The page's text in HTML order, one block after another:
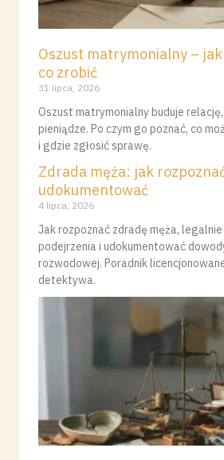
Oszust matrymonialny –
co zrobić
31 lipca, 2026
Oszust matrymonialny buduje
pieniądze. Po czym go poznać, co
i gdzie zgłosić sprawę.
Zdrada męża: jak
udokumentować
4 lipca, 2026
Jak rozpoznać zdradę męża,
podejrzenia i udokumentować
rozwodowej. Poradnik
detektywa.